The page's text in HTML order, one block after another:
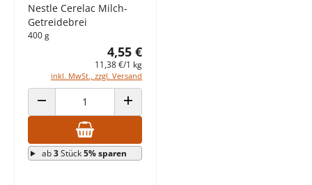
Nestle Cerelac Milch-
Getreidebrei
400 g
4,55 €
11,38 €/1 kg
inkl. MwSt., zzgl. Versand
ANZAHL VERRINGERN ANZAHL ERHÖHEN
ab3Stück5% sparen